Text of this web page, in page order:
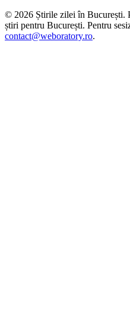
© 2026 Știrile zilei în București.
știri pentru București. Pentru
contact@weboratory.ro.